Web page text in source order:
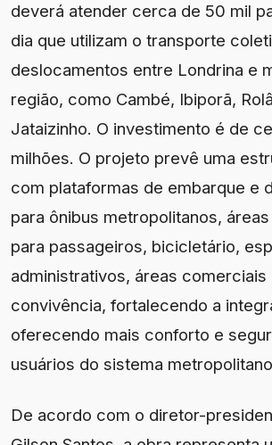
deverá atender cerca de 50 mil
dia que utilizam o transporte
deslocamentos entre Londrina e
região, como Cambé, Ibiporã,
Jataizinho. O investimento é de
milhões. O projeto prevê uma
com plataformas de embarque e
para ônibus metropolitanos,
para passageiros, bicicletário,
administrativos, áreas
convivência, fortalecendo a
oferecendo mais conforto e
usuários do sistema
De acordo com o diretor-